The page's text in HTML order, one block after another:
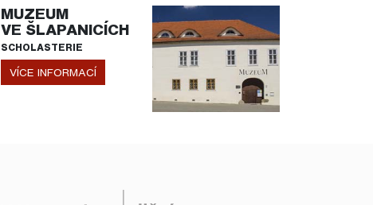
MUZEUM
VE ŠLAPANICÍCH
SCHOLASTERIE
VÍCE INFORMACÍ